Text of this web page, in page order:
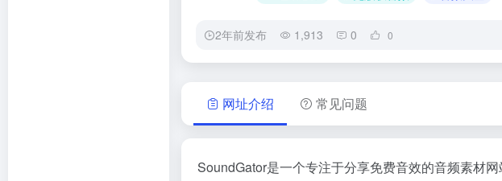
2年前发布 1,913 0 0
网址介绍 常见问题
SoundGator是一个专注于分享免费音效的音频素材